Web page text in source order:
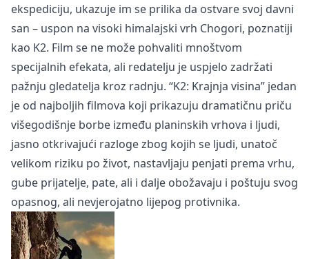
ekspediciju, ukazuje im se prilika da ostvare svoj davni
san – uspon na visoki himalajski vrh Chogori, poznatiji
kao K2. Film se ne može pohvaliti mnoštvom
specijalnih efekata, ali redatelju je uspjelo zadržati
pažnju gledatelja kroz radnju. “K2: Krajnja visina” jedan
je od najboljih filmova koji prikazuju dramatičnu priču
višegodišnje borbe između planinskih vrhova i ljudi,
jasno otkrivajući razloge zbog kojih se ljudi, unatoč
velikom riziku po život, nastavljaju penjati prema vrhu,
gube prijatelje, pate, ali i dalje obožavaju i poštuju svog
opasnog, ali nevjerojatno lijepog protivnika.